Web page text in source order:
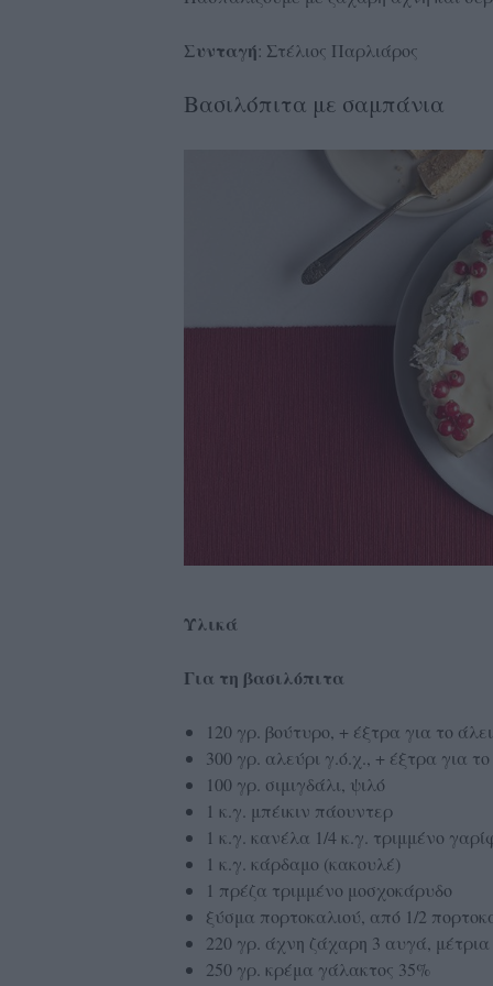
Συνταγή: Στέλιος Παρλιάρος
Βασιλόπιτα με σαμπάνια
Υλικά
Για τη βασιλόπιτα
120 γρ. βούτυρο, + έξτρα για το
300 γρ. αλεύρι γ.ό.χ., + έξτρα για
100 γρ. σιμιγδάλι, ψιλό
1 κ.γ. μπέικιν πάουντερ
1 κ.γ. κανέλα 1/4 κ.γ. τριμμένο
1 κ.γ. κάρδαμο (κακουλέ)
1 πρέζα τριμμένο μοσχοκάρυδο
ξύσμα πορτοκαλιού, από 1/2
220 γρ. άχνη ζάχαρη 3 αυγά, μέτρια
250 γρ. κρέμα γάλακτος 35%